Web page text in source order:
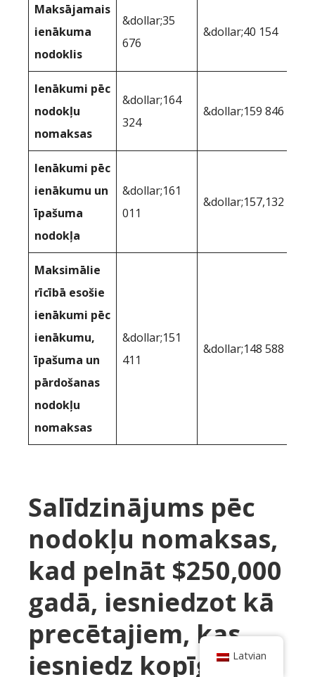
Maksājamais
ienākuma
nodoklis
&dollar;35
676
&dollar;40 154
Ienākumi pēc
nodokļu
nomaksas
&dollar;164
324
&dollar;159 846
Ienākumi pēc
ienākumu un
īpašuma
nodokļa
&dollar;161
011
&dollar;157,132
Maksimālie
rīcībā esošie
ienākumi pēc
ienākumu,
īpašuma un
pārdošanas
nodokļu
nomaksas
&dollar;151
411
&dollar;148 588
Salīdzinājums pēc
nodokļu nomaksas,
kad pelnāt $250,000
gadā, iesniedzot kā
precētajiem, kas
iesniedz kopīgu Latvian